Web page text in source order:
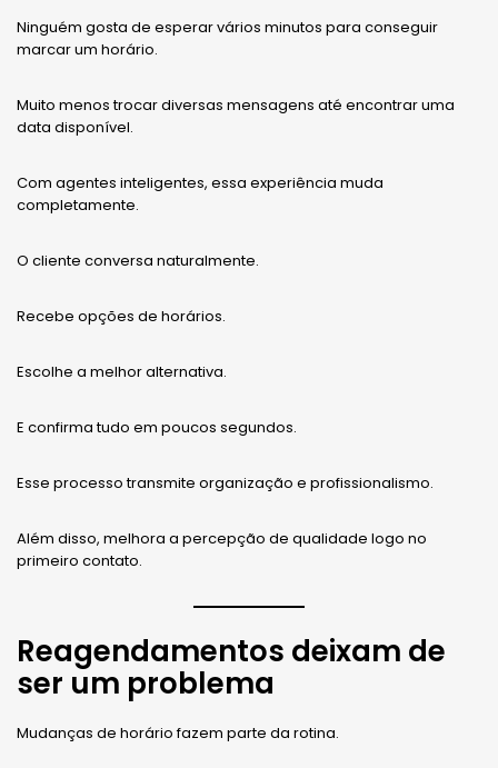
Ninguém gosta de esperar vários minutos para conseguir
marcar um horário.
Muito menos trocar diversas mensagens até encontrar uma
data disponível.
Com agentes inteligentes, essa experiência muda
completamente.
O cliente conversa naturalmente.
Recebe opções de horários.
Escolhe a melhor alternativa.
E confirma tudo em poucos segundos.
Esse processo transmite organização e profissionalismo.
Além disso, melhora a percepção de qualidade logo no
primeiro contato.
Reagendamentos deixam de
ser um problema
Mudanças de horário fazem parte da rotina.